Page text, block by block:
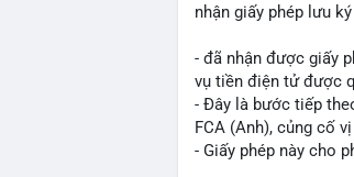
nhận giấy phép lưu
- đã nhận được giấy
vụ tiền điện tử được
- Đây là bước tiếp
FCA (Anh), củng cố
- Giấy phép này cho